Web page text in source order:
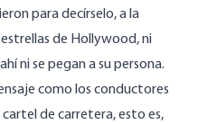
para decírselo, a la
de Hollywood, ni
ni se pegan a su persona.
como los conductores
cartel de carretera, esto es,